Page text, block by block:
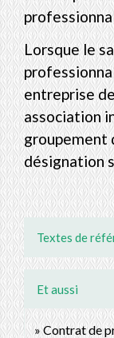
Lorsque le
entreprise
association
groupement
désignation
Textes de
Et aussi
Contrat de